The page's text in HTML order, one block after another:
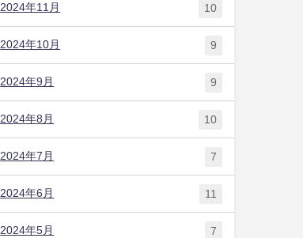
2024年11月 10
2024年10月 9
2024年9月 9
2024年8月 10
2024年7月 7
2024年6月 11
2024年5月 7